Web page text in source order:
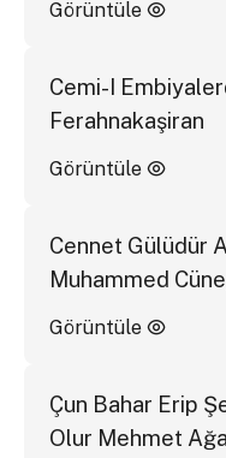
Görüntüle
Cemi-I
Ferahnakaşiran
Görüntüle
Cennet Gülüdür
Muhammed
Görüntüle
Çun Bahar Erip
Olur Mehmet